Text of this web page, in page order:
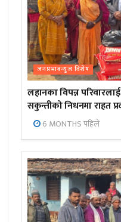
जनप्रभाबन्युज विशेष
लहानका विपन्न
सकुन्तीको निधनमा राहत
6 MONTHS पहिले